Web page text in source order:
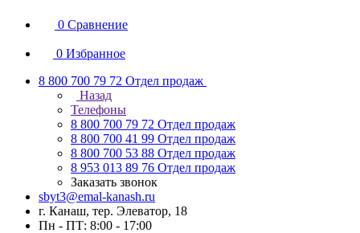
0 Сравнение
0 Избранное
8 800 700 79 72 Отдел продаж
Назад
Телефоны
8 800 700 79 72 Отдел продаж
8 800 700 41 99 Отдел продаж
8 800 700 53 88 Отдел продаж
8 953 013 89 76 Отдел продаж
Заказать звонок
sbyt3@emal-kanash.ru
г. Канаш, тер. Элеватор, 18
Пн - ПТ: 8:00 - 17:00